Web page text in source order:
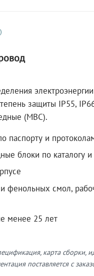
защиты IP55,
(МВС).
паспорту и
блоки по каталогу и
фенольных смол,
менее 25 лет
карта сборки,
поставляется с